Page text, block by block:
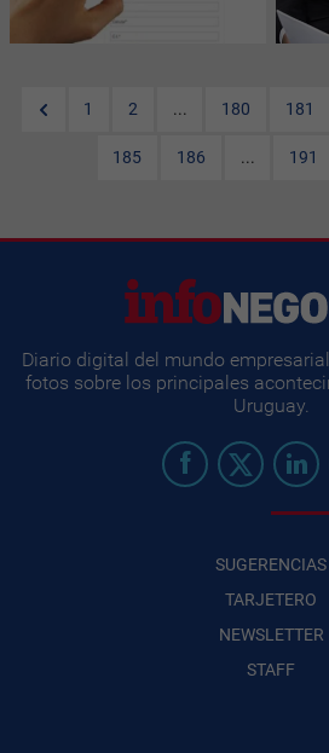
1 2 ... 180 181
185 186 ... 191
Diario digital del mundo
fotos sobre los principales
Uruguay.
SUGERENCIAS
TARJETERO
NEWSLETTER
STAFF